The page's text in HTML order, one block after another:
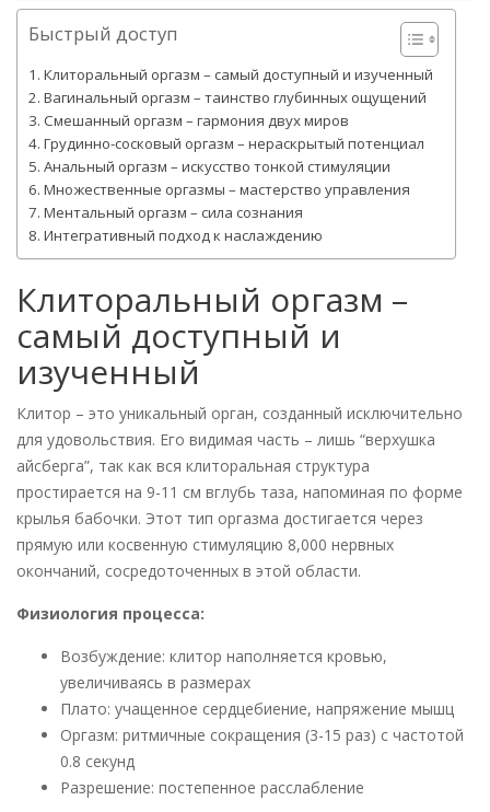
Быстрый доступ
Клиторальный оргазм – самый доступный и изученный
Вагинальный оргазм – таинство глубинных ощущений
Смешанный оргазм – гармония двух миров
Грудинно-сосковый оргазм – нераскрытый потенциал
Анальный оргазм – искусство тонкой стимуляции
Множественные оргазмы – мастерство управления
Ментальный оргазм – сила сознания
Интегративный подход к наслаждению
Клиторальный оргазм –
самый доступный и
изученный
Клитор – это уникальный орган, созданный исключительно
для удовольствия. Его видимая часть – лишь “верхушка
айсберга”, так как вся клиторальная структура
простирается на 9-11 см вглубь таза, напоминая по форме
крылья бабочки. Этот тип оргазма достигается через
прямую или косвенную стимуляцию 8,000 нервных
окончаний, сосредоточенных в этой области.
Физиология процесса:
Возбуждение: клитор наполняется кровью,
увеличиваясь в размерах
Плато: учащенное сердцебиение, напряжение мышц
Оргазм: ритмичные сокращения (3-15 раз) с частотой
0.8 секунд
Разрешение: постепенное расслабление